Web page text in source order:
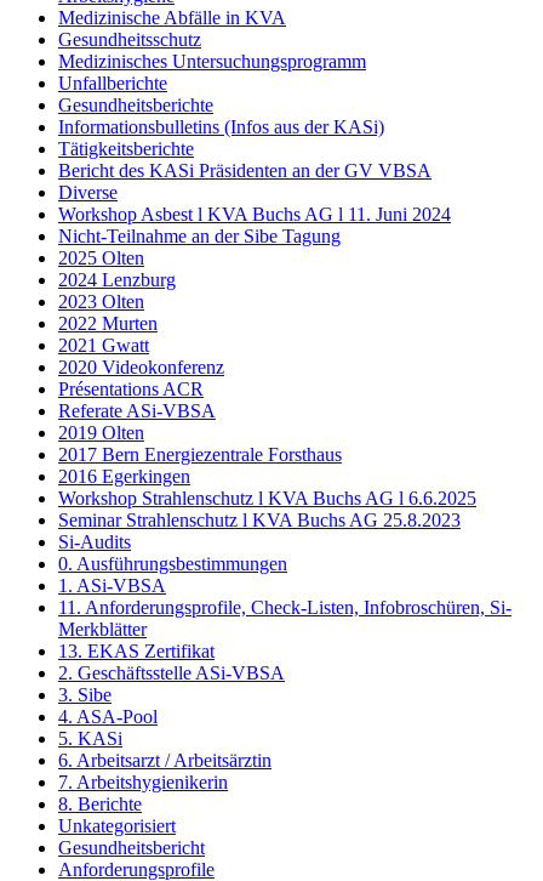
Medizinische Abfälle in KVA
Gesundheitsschutz
Medizinisches Untersuchungsprogramm
Unfallberichte
Gesundheitsberichte
Informationsbulletins (Infos aus der KASi)
Tätigkeitsberichte
Bericht des KASi Präsidenten an der GV VBSA
Diverse
Workshop Asbest l KVA Buchs AG l 11. Juni 2024
Nicht-Teilnahme an der Sibe Tagung
2025 Olten
2024 Lenzburg
2023 Olten
2022 Murten
2021 Gwatt
2020 Videokonferenz
Présentations ACR
Referate ASi-VBSA
2019 Olten
2017 Bern Energiezentrale Forsthaus
2016 Egerkingen
Workshop Strahlenschutz l KVA Buchs AG l 6.6.2025
Seminar Strahlenschutz l KVA Buchs AG 25.8.2023
Si-Audits
0. Ausführungsbestimmungen
1. ASi-VBSA
11. Anforderungsprofile, Check-Listen, Infobroschüren, Si-
Merkblätter
13. EKAS Zertifikat
2. Geschäftsstelle ASi-VBSA
3. Sibe
4. ASA-Pool
5. KASi
6. Arbeitsarzt / Arbeitsärztin
7. Arbeitshygienikerin
8. Berichte
Unkategorisiert
Gesundheitsbericht
Anforderungsprofile